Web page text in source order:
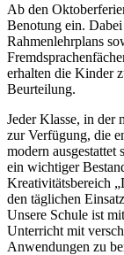
Ab den
Benotung ein.
Rahmenlehrplans
erhalten die Kinder
Beurteilung.
Jeder Klasse, in der
zur Verfügung, die
modern
ein wichtiger
Kreativitätsbereich
den täglichen
Unsere Schule ist
Unterricht mit
Anwendungen zu